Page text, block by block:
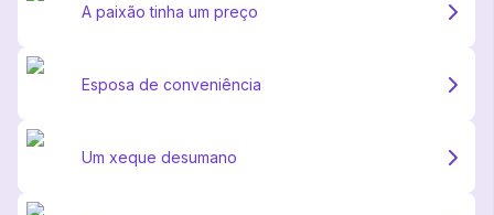
A paixão tinha um preço
Esposa de conveniência
Um xeque desumano